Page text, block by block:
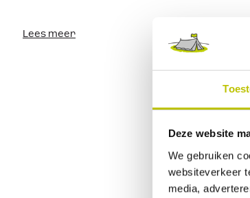
Deze website
We gebruiken
websiteverkeer
media,
Lees meer